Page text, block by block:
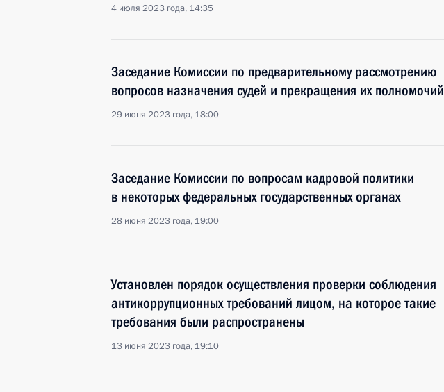
4 июля 2023 года, 14:35
Заседание Комиссии по предварительному рассмотрению
вопросов назначения судей и прекращения их полномочий
29 июня 2023 года, 18:00
Заседание Комиссии по вопросам кадровой политики
в некоторых федеральных государственных органах
28 июня 2023 года, 19:00
Установлен порядок осуществления проверки соблюдения
антикоррупционных требований лицом, на которое такие
требования были распространены
13 июня 2023 года, 19:10